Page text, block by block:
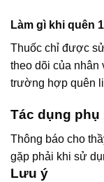
Làm gì khi quên
Thuốc chỉ được
theo dõi của nhân
trường hợp quên
Tác dụng phụ
Thông báo cho
gặp phải khi sử
Lưu ý